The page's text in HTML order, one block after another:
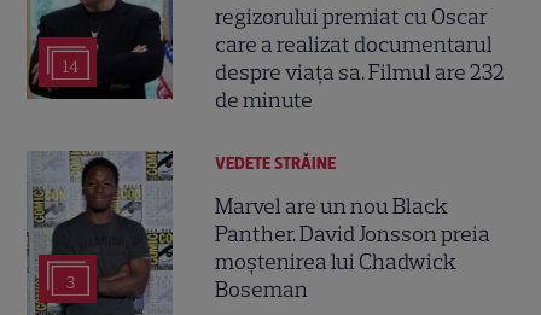
14
regizorului premiat cu Oscar
care a realizat documentarul
despre viața sa. Filmul are 232
de minute
3
VEDETE STRĂINE
Marvel are un nou Black
Panther. David Jonsson preia
moștenirea lui Chadwick
Boseman